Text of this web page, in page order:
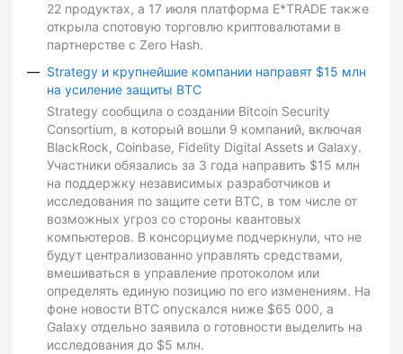
22 продуктах, а 17 июля платформа E*TRADE также
открыла спотовую торговлю криптовалютами в
партнерстве с Zero Hash.
Strategy и крупнейшие компании направят $15 млн
на усиление защиты BTC
Strategy сообщила о создании Bitcoin Security
Consortium, в который вошли 9 компаний, включая
BlackRock, Coinbase, Fidelity Digital Assets и Galaxy.
Участники обязались за 3 года направить $15 млн
на поддержку независимых разработчиков и
исследования по защите сети BTC, в том числе от
возможных угроз со стороны квантовых
компьютеров. В консорциуме подчеркнули, что не
будут централизованно управлять средствами,
вмешиваться в управление протоколом или
определять единую позицию по его изменениям. На
фоне новости BTC опускался ниже $65 000, а
Galaxy отдельно заявила о готовности выделить на
исследования до $5 млн.